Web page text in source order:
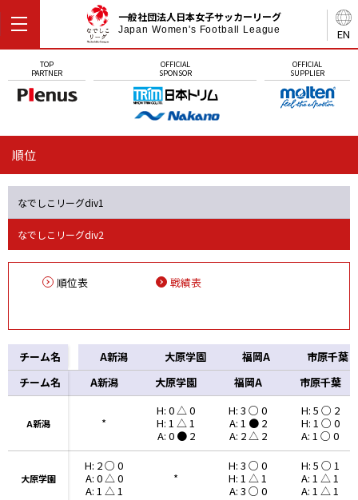
EN
一般社団法人日本女子サッカーリーグ
Japan Women's Football League
TOP
PARTNER
OFFICIAL
SPONSOR
OFFICIAL
SUPPLIER
順位
なでしこリーグdiv1
なでしこリーグdiv2
順位表 戦績表
チーム名 A新潟 大原学園 福岡A 市原千葉
A新潟 *
H: 0 △ 0
H: 1 △ 1
A: 0 ● 2
H: 3 ○ 0
A: 1 ● 2
A: 2 △ 2
H: 5 ○ 2
H: 1 ○ 0
A: 1 ○ 0
大原学園
H: 2 ○ 0
A: 0 △ 0
A: 1 △ 1
*
H: 3 ○ 0
H: 1 △ 1
A: 3 ○ 0
H: 5 ○ 1
A: 1 △ 1
A: 1 △ 1
チーム名
A新潟
大原学園
チーム名 A新潟 大原学園 福岡A 市原千葉